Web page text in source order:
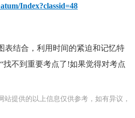
Index?classid=48
表结合，利用时间的紧迫和记忆特
找不到重要考点了!如果觉得对考点
提供的以上信息仅供参考，如有异议，